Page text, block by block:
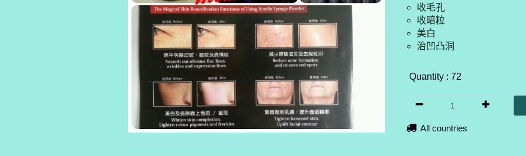
收毛孔
收暗粒
美白
治凹凸洞
Quantity : 72
All countries